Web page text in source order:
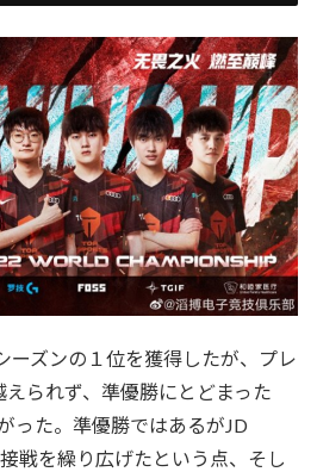
ーズンの１位を獲得したが、プレ
えられず、準優勝にとどまった
った。準優勝ではあるがJD
戦を繰り広げたという点、そし